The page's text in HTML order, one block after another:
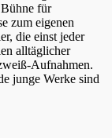
für
zum eigenen
die einst jeder
alltäglicher
Aufnahmen.
junge Werke sind